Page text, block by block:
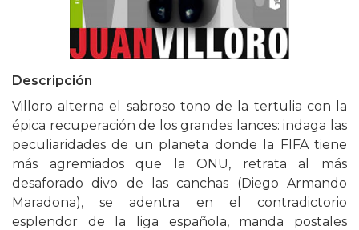
Descripción
Villoro alterna el sabroso tono de la tertulia con la
épica recuperación de los grandes lances: indaga las
peculiaridades de un planeta donde la FIFA tiene
más agremiados que la ONU, retrata al más
desaforado divo de las canchas (Diego Armando
Maradona), se adentra en el contradictorio
esplendor de la liga española, manda postales